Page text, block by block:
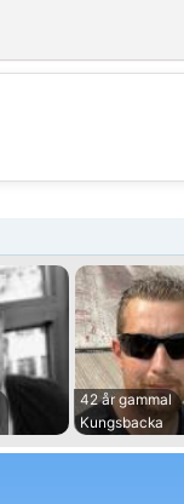
💕
42 år gammal
Kungsbacka